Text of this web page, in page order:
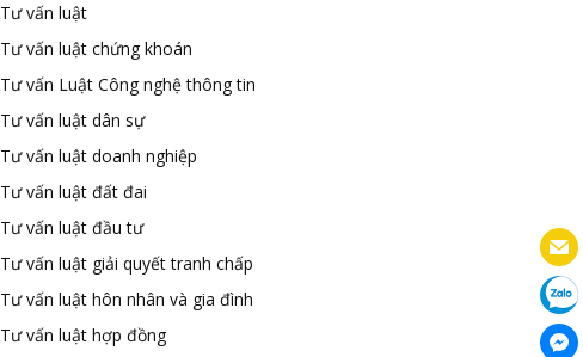
Tư vấn luật
Tư vấn luật chứng khoán
Tư vấn Luật Công nghệ thông tin
Tư vấn luật dân sự
Tư vấn luật doanh nghiệp
Tư vấn luật đất đai
Tư vấn luật đầu tư
Tư vấn luật giải quyết tranh chấp
Tư vấn luật hôn nhân và gia đình
Tư vấn luật hợp đồng